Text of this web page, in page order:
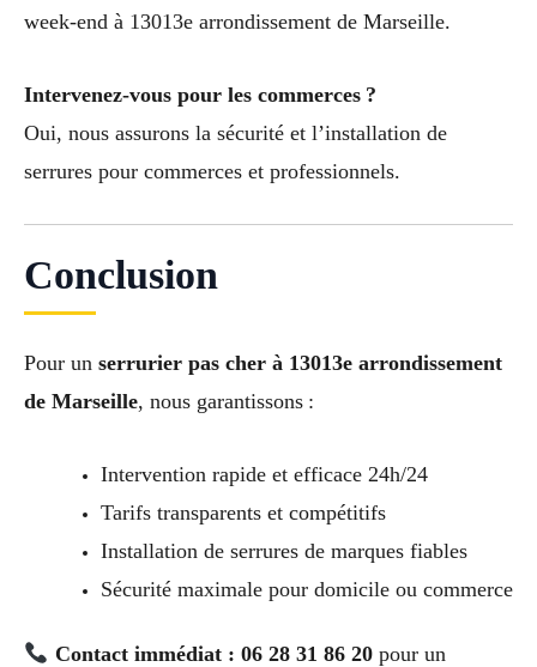
week-end à 13013e arrondissement de Marseille.
Intervenez-vous pour les commerces ?
Oui, nous assurons la sécurité et l’installation de
serrures pour commerces et professionnels.
Conclusion
Pour un serrurier pas cher à 13013e arrondissement
de Marseille, nous garantissons :
Intervention rapide et efficace 24h/24
Tarifs transparents et compétitifs
Installation de serrures de marques fiables
Sécurité maximale pour domicile ou commerce
Contact immédiat : 06 28 31 86 20pour un